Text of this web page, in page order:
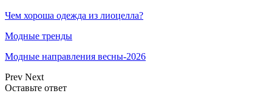
Чем хороша одежда из лиоцелла?
Модные тренды
Модные направления весны-2026
Prev Next
Оставьте ответ